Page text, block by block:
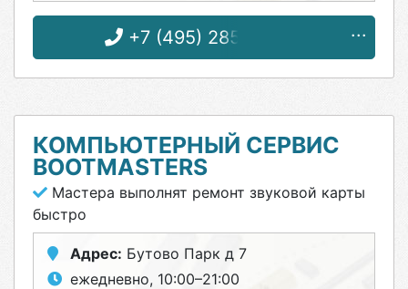
+7 (495) 285-33-80
КОМПЬЮТЕРНЫЙ СЕРВИС
BOOTMASTERS
Мастера выполнят ремонт звуковой карты
быстро
Адрес: Бутово Парк д 7
ежедневно, 10:00–21:00